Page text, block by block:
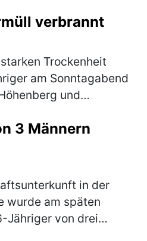
Die linke
verbrannt
Trockenheit
am Sonntagabend
und
erhält nun eine A…
3 Männern
in der
wurde am späten
Jähriger von drei